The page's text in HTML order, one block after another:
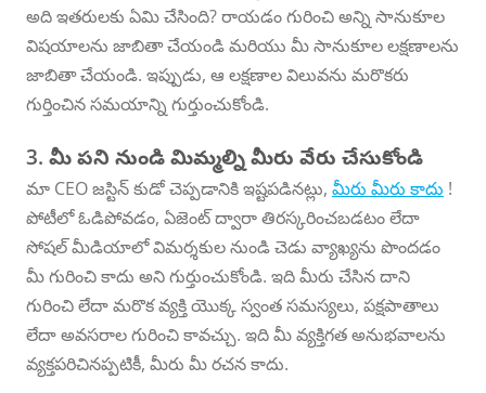
అది ఇతరులకు ఏమి చేసింది? రాయడం గురించి అన్ని సానుకూల
విషయాలను జాబితా చేయండి మరియు మీ సానుకూల లక్షణాలను
జాబితా చేయండి. ఇప్పుడు, ఆ లక్షణాల విలువను మరొకరు
గుర్తించిన సమయాన్ని గుర్తుంచుకోండి.
3. మీ పని నుండి మిమ్మల్ని మీరు వేరు చేసుకోండి
మా CEO జస్టిన్ కుడో చెప్పడానికి ఇష్టపడినట్లు, మీరు మీరు కాదు !
పోటీలో ఓడిపోవడం, ఏజెంట్ ద్వారా తిరస్కరించబడటం లేదా
సోషల్ మీడియాలో విమర్శకుల నుండి చెడు వ్యాఖ్యను పొందడం
మీ గురించి కాదు అని గుర్తుంచుకోండి. ఇది మీరు చేసిన దాని
గురించి లేదా మరొక వ్యక్తి యొక్క స్వంత సమస్యలు, పక్షపాతాలు
లేదా అవసరాల గురించి కావచ్చు. ఇది మీ వ్యక్తిగత అనుభవాలను
వ్యక్తపరిచినప్పటికీ, మీరు మీ రచన కాదు.